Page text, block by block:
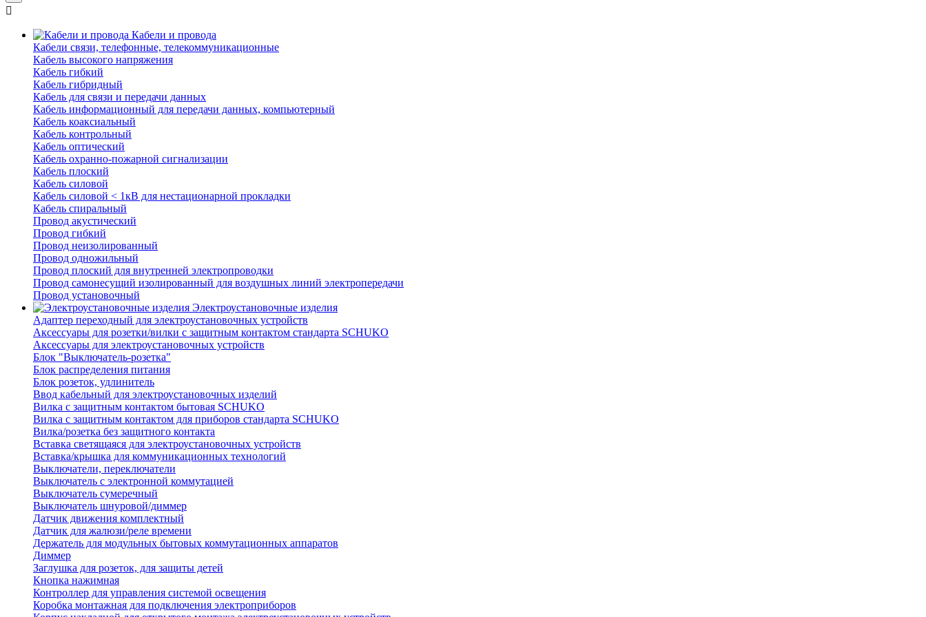
Кабели и провода
Кабели связи, телефонные, телекоммуникационные
Кабель высокого напряжения
Кабель гибкий
Кабель гибридный
Кабель для связи и передачи данных
Кабель информационный для передачи данных, компьютерный
Кабель коаксиальный
Кабель контрольный
Кабель оптический
Кабель охранно-пожарной сигнализации
Кабель плоский
Кабель силовой
Кабель силовой < 1кВ для нестационарной прокладки
Кабель спиральный
Провод акустический
Провод гибкий
Провод неизолированный
Провод одножильный
Провод плоский для внутренней электропроводки
Провод самонесущий изолированный для воздушных линий электропередачи
Провод установочный
Электроустановочные изделия
Адаптер переходный для электроустановочных устройств
Аксессуары для розетки/вилки с защитным контактом стандарта SCHUKO
Аксессуары для электроустановочных устройств
Блок "Выключатель-розетка"
Блок распределения питания
Блок розеток, удлинитель
Ввод кабельный для электроустановочных изделий
Вилка с защитным контактом бытовая SCHUKO
Вилка с защитным контактом для приборов стандарта SCHUKO
Вилка/розетка без защитного контакта
Вставка светящаяся для электроустановочных устройств
Вставка/крышка для коммуникационных технологий
Выключатели, переключатели
Выключатель с электронной коммутацией
Выключатель сумеречный
Выключатель шнуровой/диммер
Датчик движения комплектный
Датчик для жалюзи/реле времени
Держатель для модульных бытовых коммутационных аппаратов
Диммер
Заглушка для розеток, для защиты детей
Кнопка нажимная
Контроллер для управления системой освещения
Коробка монтажная для подключения электроприборов